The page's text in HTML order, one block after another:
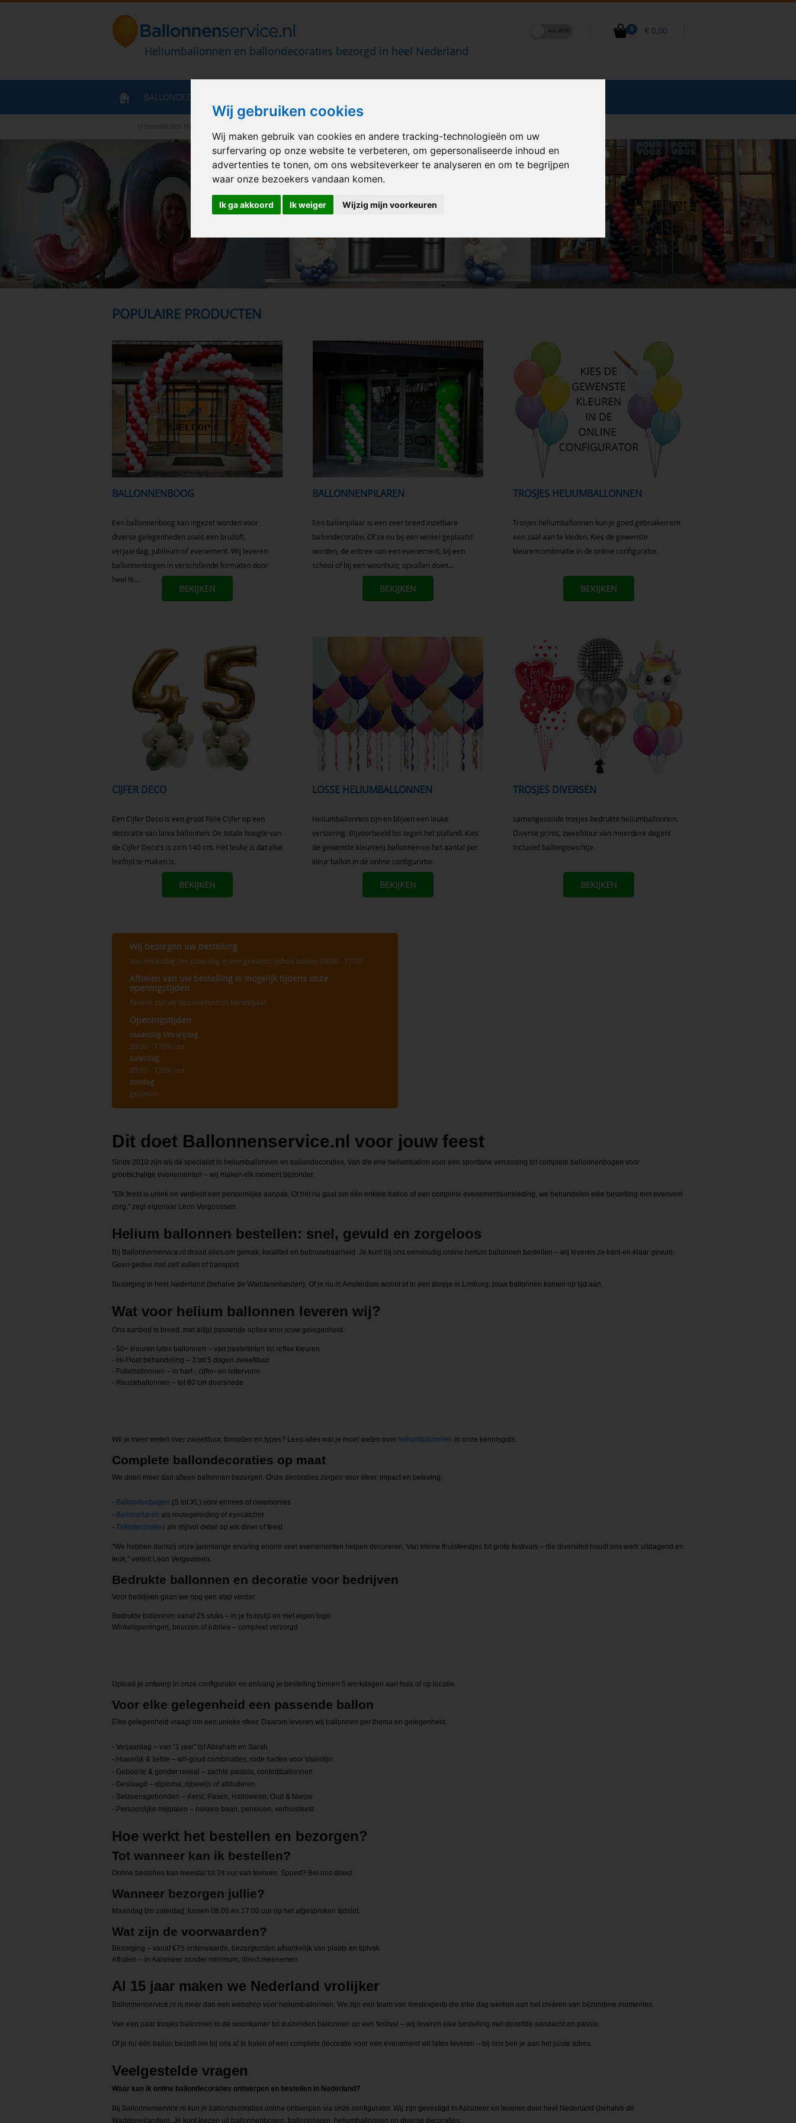
Wij gebruiken cookies
Wij maken gebruik van cookies en andere tracking-technologieën om uw
surfervaring op onze website te verbeteren, om gepersonaliseerde inhoud en
advertenties te tonen, om ons websiteverkeer te analyseren en om te begrijpen
waar onze bezoekers vandaan komen.
Ik ga akkoord Ik weiger Wijzig mijn voorkeuren
0 € 0,00
Heliumballonnen en ballondecoraties bezorgd in heel Nederland
U bevindt zich hier
BALLONDECORATIES
POPULAIRE PRODUCTEN
BALLONNENBOOG
Een ballonnenboog kan ingezet worden voor
diverse gelegenheden zoals een bruiloft,
verjaardag, jubileum of evenement. Wij leveren
ballonnenbogen in verschillende formaten door
heel N...
BEKIJKEN
BALLONNENPILAREN
Een ballonpilaar is een zeer breed inzetbare
ballondecoratie. Of ze nu bij een winkel geplaatst
worden, de entree van een evenement, bij een
school of bij een woonhuis; opvallen doen...
BEKIJKEN
TROSJES HELIUMBALLONNEN
Trosjes heliumballonnen kun je goed gebruiken om
een zaal aan te kleden. Kies de gewenste
kleurencombinatie in de online configurator.
BEKIJKEN
CIJFER DECO
Een Cijfer Deco is een groot Folie Cijfer op een
decoratie van latex ballonnen. De totale hoogte van
de Cijfer Deco's is zo'n 140 cm. Het leuke is dat elke
leeftijd te maken is.
BEKIJKEN
LOSSE HELIUMBALLONNEN
Heliumballonnen zijn en blijven een leuke
versiering. Bijvoorbeeld los tegen het plafond. Kies
de gewenste kleur(en) ballonnen en het aantal per
kleur ballon in de online configurator.
BEKIJKEN
TROSJES DIVERSEN
samengestelde trosjes bedrukte heliumballonnen.
Diverse prints, zweefduur van meerdere dagen!
Inclusief ballongewichtje.
BEKIJKEN
Wij bezorgen uw bestelling
Van maandag t/m zaterdag in een gewenst tijdvak tussen 08:00 - 17:00
Afhalen van uw bestelling is mogelijk tijdens onze
openingstijden
Tevens zijn wij dan telefonisch bereikbaar
Openingstijden
maandag t/m vrijdag
09:00 - 17:00 uur
zaterdag
09:00 - 12:00 uur
zondag
gesloten
Dit doet Ballonnenservice.nl voor jouw feest
Sinds 2010 zijn wij dé specialist in heliumballonnen en ballondecoraties. Van die ene heliumballon voor een spontane verrassing tot complete ballonnenbogen voor
grootschalige evenementen – wij maken elk moment bijzonder.
"Elk feest is uniek en verdient een persoonlijke aanpak. Of het nu gaat om één enkele ballon of een complete evenementaankleding, we behandelen elke bestelling met evenveel
zorg," zegt eigenaar Leon Vergoossen.
Helium ballonnen bestellen: snel, gevuld en zorgeloos
Bij Ballonnenservice.nl draait alles om gemak, kwaliteit en betrouwbaarheid. Je kunt bij ons eenvoudig online helium ballonnen bestellen – wij leveren ze kant-en-klaar gevuld.
Geen gedoe met zelf vullen of transport.
Bezorging in heel Nederland (behalve de Waddeneilanden). Of je nu in Amsterdam woont of in een dorpje in Limburg: jouw ballonnen komen op tijd aan.
Wat voor helium ballonnen leveren wij?
Ons aanbod is breed, met altijd passende opties voor jouw gelegenheid:
- 50+ kleuren latex ballonnen – van pasteltinten tot reflex kleuren
- Hi-Float behandeling – 3 tot 5 dagen zweefduur
- Folieballonnen – in hart-, cijfer- en lettervorm
- Reuzeballonnen – tot 80 cm doorsnede
Wil je meer weten over zweefduur, formaten en types? Lees alles wat je moet weten over heliumballonnen in onze kennisgids.
Complete ballondecoraties op maat
We doen meer dan alleen ballonnen bezorgen. Onze decoraties zorgen voor sfeer, impact en beleving:
- Ballonnenbogen (S tot XL) voor entrees of ceremonies
- Ballonpilaren als routegeleiding of eyecatcher
- Tafeldecoraties als stijlvol detail op elk diner of feest
"We hebben dankzij onze jarenlange ervaring enorm veel evenementen helpen decoreren. Van kleine thuisfeestjes tot grote festivals – die diversiteit houdt ons werk uitdagend en
leuk," vertelt Leon Vergoossen.
Bedrukte ballonnen en decoratie voor bedrijven
Voor bedrijven gaan we nog een stap verder:
Bedrukte ballonnen vanaf 25 stuks – in je huisstijl en met eigen logo
Winkelopeningen, beurzen of jubilea – compleet verzorgd
Upload je ontwerp in onze configurator en ontvang je bestelling binnen 5 werkdagen aan huis of op locatie.
Voor elke gelegenheid een passende ballon
Elke gelegenheid vraagt om een unieke sfeer. Daarom leveren wij ballonnen per thema en gelegenheid:
- Verjaardag – van “1 jaar” tot Abraham en Sarah
- Huwelijk & liefde – wit-goud combinaties, rode harten voor Valentijn
- Geboorte & gender reveal – zachte pastels, confettiballonnen
- Geslaagd – diploma, rijbewijs of afstuderen
- Seizoensgebonden – Kerst, Pasen, Halloween, Oud & Nieuw
- Persoonlijke mijlpalen – nieuwe baan, pensioen, verhuisfeest
Hoe werkt het bestellen en bezorgen?
Tot wanneer kan ik bestellen?
Online bestellen kan meestal tot 24 uur van tevoren. Spoed? Bel ons direct.
Wanneer bezorgen jullie?
Maandag t/m zaterdag, tussen 08:00 en 17:00 uur op het afgesproken tijdslot.
Wat zijn de voorwaarden?
Bezorging – vanaf €75 orderwaarde, bezorgkosten afhankelijk van plaats en tijdvak
Afhalen – in Aalsmeer zonder minimum, direct meenemen
Al 15 jaar maken we Nederland vrolijker
Ballonnenservice.nl is meer dan een webshop voor heliumballonnen. We zijn een team van feestexperts die elke dag werken aan het creëren van bijzondere momenten.
Van een paar trosjes ballonnen in de woonkamer tot duizenden ballonnen op een festival – wij leveren elke bestelling met dezelfde aandacht en passie.
Of je nu één ballon bestelt om bij ons af te halen of een complete decoratie voor een evenement wil laten leveren – bij ons ben je aan het juiste adres.
Veelgestelde vragen
Waar kan ik online ballondecoraties ontwerpen en bestellen in Nederland?
Bij Ballonnenservice.nl kun je ballondecoraties online ontwerpen via onze configurator. Wij zijn gevestigd in Aalsmeer en leveren door heel Nederland (behalve de
Waddeneilanden). Je kunt kiezen uit ballonnenbogen, ballonpilaren, heliumballonnen en diverse decoraties.